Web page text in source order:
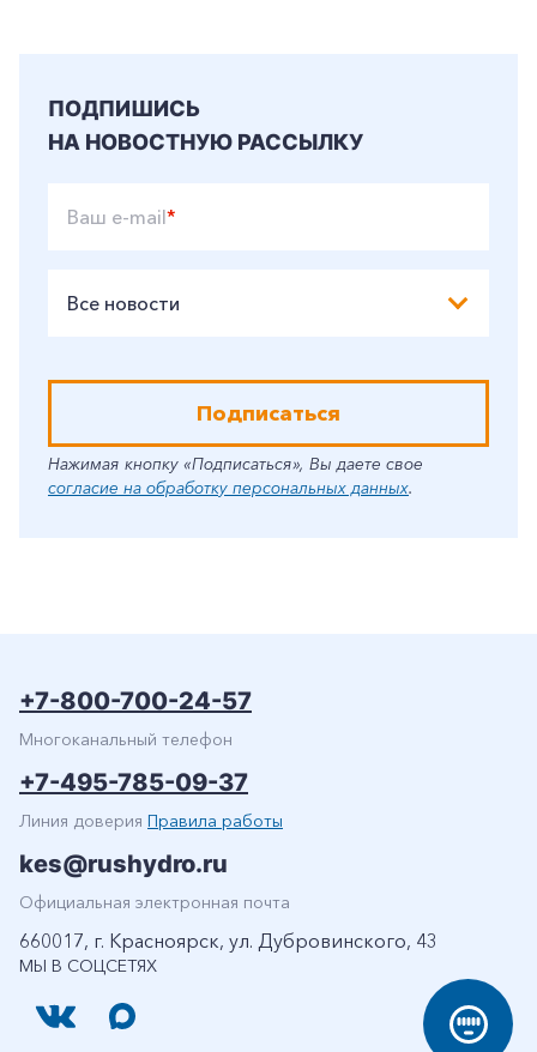
ПОДПИШИСЬ
НА НОВОСТНУЮ РАССЫЛКУ
Ваш e-mail*
Все новости
Подписаться
Нажимая кнопку «Подписаться», Вы даете свое
согласие на обработку персональных данных.
МЫ В СОЦСЕТЯХ
+7-800-700-24-57
Многоканальный телефон
+7-495-785-09-37
Линия доверия Правила работы
kes@rushydro.ru
Официальная электронная почта
660017, г. Красноярск, ул. Дубровинского, 43